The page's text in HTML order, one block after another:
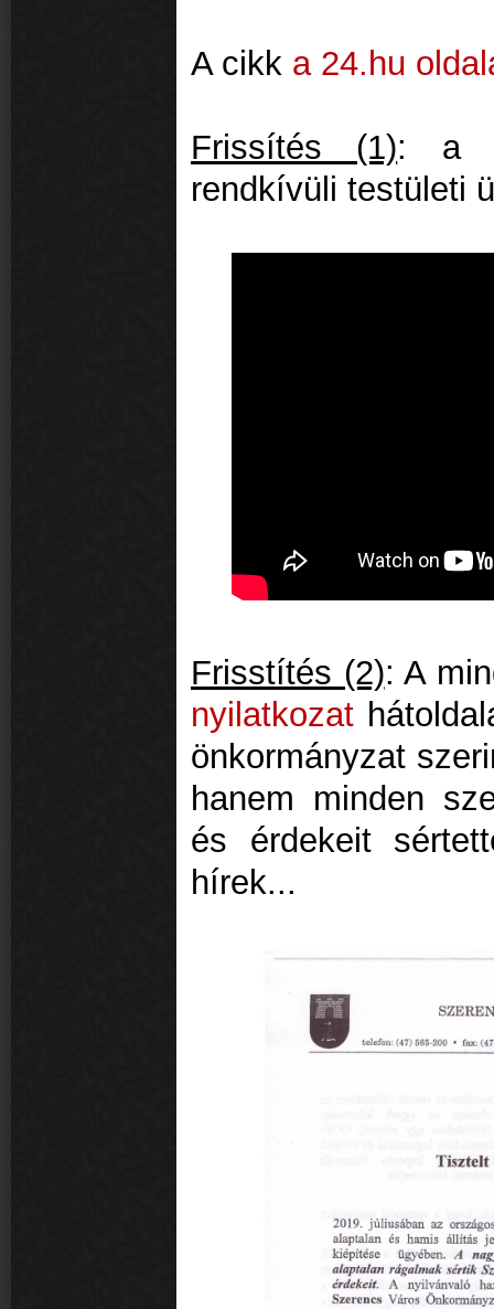
A cikk a 24.hu
Frissítés (1): a
rendkívüli testületi
Frisstítés (2): A
nyilatkozat
önkormányzat
hanem minden
és érdekeit
hírek...